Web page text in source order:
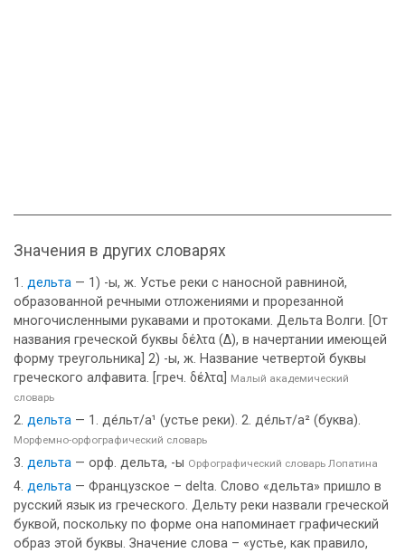
Значения в других словарях
дельта — 1) -ы, ж. Устье реки с наносной равниной,
образованной речными отложениями и прорезанной
многочисленными рукавами и протоками. Дельта Волги. [От
названия греческой буквы δέλτα (Δ), в начертании имеющей
форму треугольника] 2) -ы, ж. Название четвертой буквы
греческого алфавита. [греч. δέλτα]
Малый академический
словарь
дельта — 1. де́льт/а¹ (устье реки). 2. де́льт/а² (буква).
Морфемно-орфографический словарь
дельта — орф. дельта, -ы Орфографический словарь Лопатина
дельта — Французское – delta. Слово «дельта» пришло в
русский язык из греческого. Дельту реки назвали греческой
буквой, поскольку по форме она напоминает графический
образ этой буквы. Значение слова – «устье, как правило,